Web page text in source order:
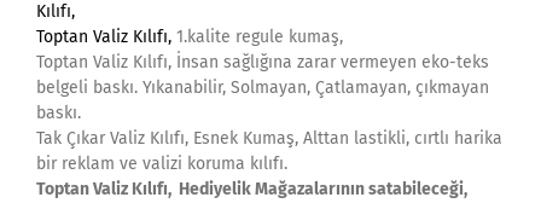
Kılıfı,
Toptan Valiz Kılıfı, 1.kalite regule kumaş,
Toptan Valiz Kılıfı, İnsan sağlığına zarar vermeyen eko-teks
belgeli baskı. Yıkanabilir, Solmayan, Çatlamayan, çıkmayan
baskı.
Tak Çıkar Valiz Kılıfı, Esnek Kumaş, Alttan lastikli, cırtlı harika
bir reklam ve valizi koruma kılıfı.
Toptan Valiz Kılıfı, Hediyelik Mağazalarının satabileceği,